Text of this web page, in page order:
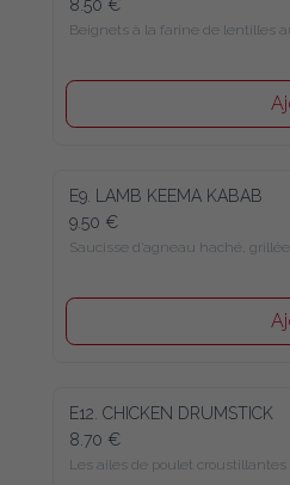
8.50 €
Beignets à la farine de lentilles
E9. LAMB KEEMA KABAB
9.50 €
Saucisse d’agneau haché,
E12. CHICKEN DRUMSTICK
8.70 €
Les ailes de poulet croustillantes